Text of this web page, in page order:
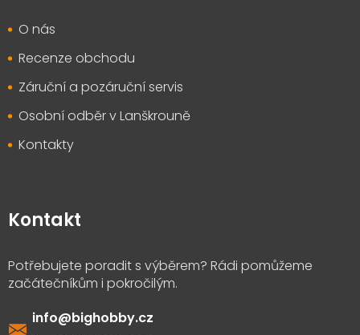
O nás
Recenze obchodu
Záruční a pozáruční servis
Osobní odběr v Lanškrouně
Kontakty
Kontakt
info@bighobby.cz